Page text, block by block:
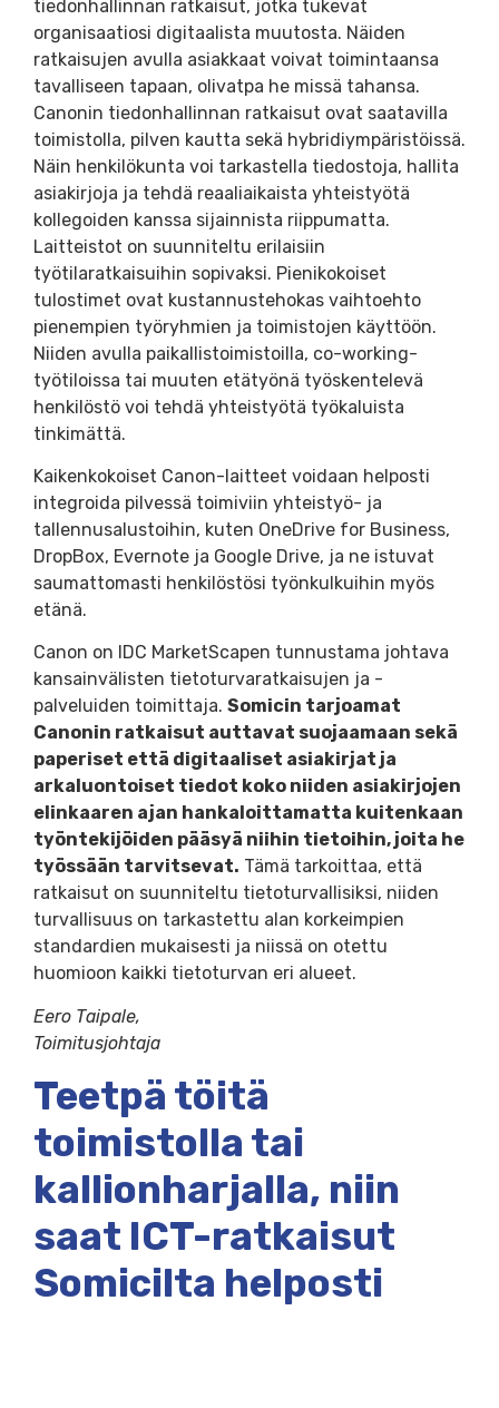
tiedonhallinnan ratkaisut, jotka tukevat
organisaatiosi digitaalista muutosta. Näiden
ratkaisujen avulla asiakkaat voivat toimintaansa
tavalliseen tapaan, olivatpa he missä tahansa.
Canonin tiedonhallinnan ratkaisut ovat saatavilla
toimistolla, pilven kautta sekä hybridiympäristöissä.
Näin henkilökunta voi tarkastella tiedostoja, hallita
asiakirjoja ja tehdä reaaliaikaista yhteistyötä
kollegoiden kanssa sijainnista riippumatta.
Laitteistot on suunniteltu erilaisiin
työtilaratkaisuihin sopivaksi. Pienikokoiset
tulostimet ovat kustannustehokas vaihtoehto
pienempien työryhmien ja toimistojen käyttöön.
Niiden avulla paikallistoimistoilla, co-working-
työtiloissa tai muuten etätyönä työskentelevä
henkilöstö voi tehdä yhteistyötä työkaluista
tinkimättä.
Kaikenkokoiset Canon-laitteet voidaan helposti
integroida pilvessä toimiviin yhteistyö- ja
tallennusalustoihin, kuten OneDrive for Business,
DropBox, Evernote ja Google Drive, ja ne istuvat
saumattomasti henkilöstösi työnkulkuihin myös
etänä.
Canon on IDC MarketScapen tunnustama johtava
kansainvälisten tietoturvaratkaisujen ja -
palveluiden toimittaja. Somicin tarjoamat
Canonin ratkaisut auttavat suojaamaan sekä
paperiset että digitaaliset asiakirjat ja
arkaluontoiset tiedot koko niiden asiakirjojen
elinkaaren ajan hankaloittamatta kuitenkaan
työntekijöiden pääsyä niihin tietoihin, joita he
työssään tarvitsevat. Tämä tarkoittaa, että
ratkaisut on suunniteltu tietoturvallisiksi, niiden
turvallisuus on tarkastettu alan korkeimpien
standardien mukaisesti ja niissä on otettu
huomioon kaikki tietoturvan eri alueet.
Eero Taipale,
Toimitusjohtaja
Teetpä töitä
toimistolla tai
kallionharjalla, niin
saat ICT-ratkaisut
Somicilta helposti